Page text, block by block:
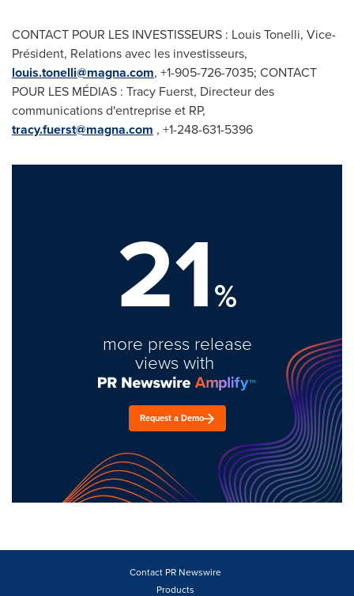
CONTACT POUR LES INVESTISSEURS : Louis Tonelli, Vice-
Président, Relations avec les investisseurs,
louis.tonelli@magna.com, +1-905-726-7035; CONTACT
POUR LES MÉDIAS : Tracy Fuerst, Directeur des
communications d'entreprise et RP,
tracy.fuerst@magna.com , +1-248-631-5396
21%
more press release
views with
Request a Demo
Contact PR Newswire
Products